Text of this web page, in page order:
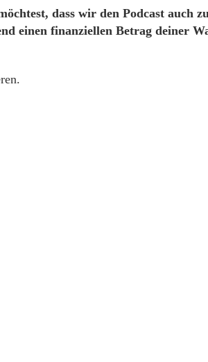
dass wir den Podcast auch
einen finanziellen Betrag deiner